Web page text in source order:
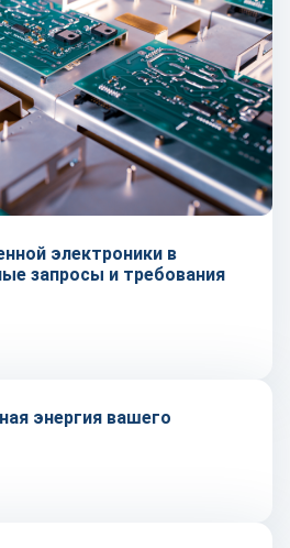
электроники в
запросы и требования
энергия вашего